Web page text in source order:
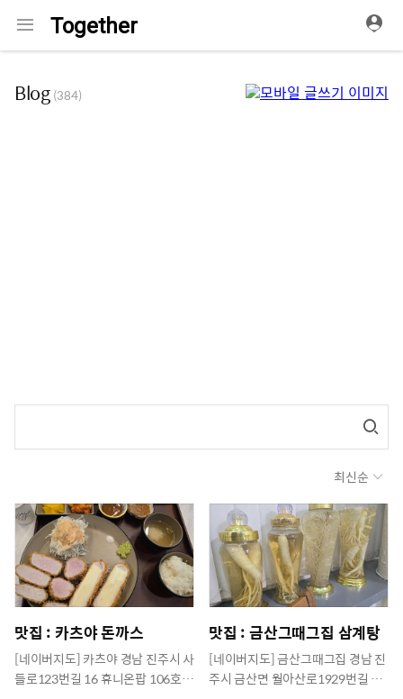
메Together
Blog (384)
최신순
맛집 : 카츠야 돈까스
[네이버지도] 카츠야 경남 진주시 사
들로123번길 16 휴니온팝 106호
맛집 : 금산그때그집 삼계탕
[네이버지도] 금산그때그집 경남 진
주시 금산면 월아산로1929번길 4 h